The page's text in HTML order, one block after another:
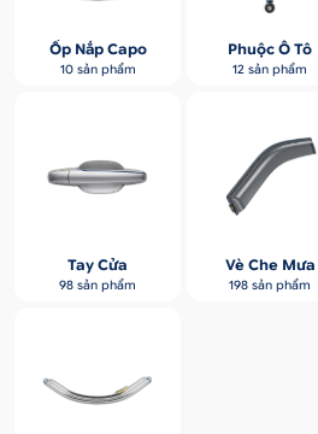
Ốp Nắp Capo
10 sản phẩm
Phuộc Ô Tô
12 sản phẩm
Tay Cửa
98 sản phẩm
Vè Che Mưa
198 sản phẩm